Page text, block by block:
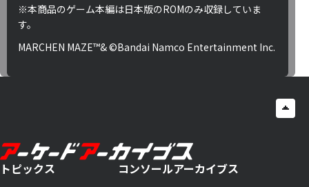
※本商品のゲーム本編は日本版のROMのみ収録していま
す。
MARCHEN MAZE™& ©Bandai Namco Entertainment Inc.
トピックス
コンソールアーカイブス